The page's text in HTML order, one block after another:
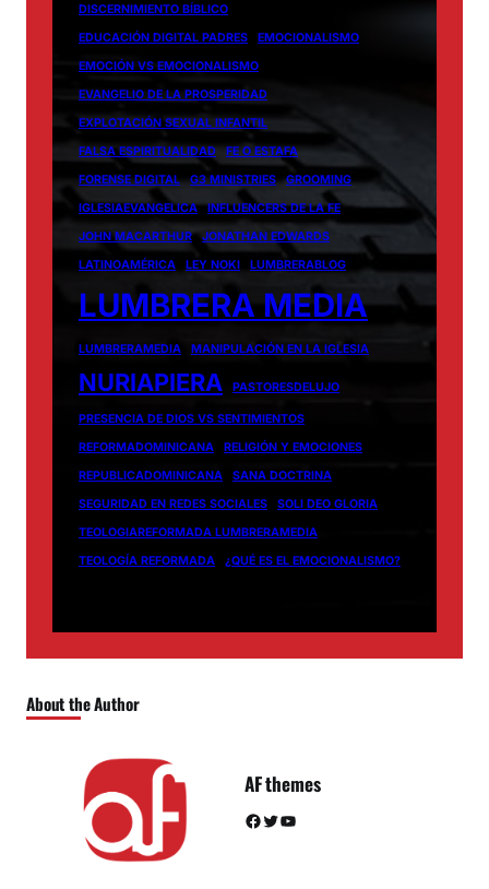
DISCERNIMIENTO BÍBLICO
EDUCACIÓN DIGITAL PADRES
EMOCIONALISMO
EMOCIÓN VS EMOCIONALISMO
EVANGELIO DE LA PROSPERIDAD
EXPLOTACIÓN SEXUAL INFANTIL
FALSA ESPIRITUALIDAD
FE O ESTAFA
FORENSE DIGITAL
G3 MINISTRIES
GROOMING
IGLESIAEVANGELICA
INFLUENCERS DE LA FE
JOHN MACARTHUR
JONATHAN EDWARDS
LATINOAMÉRICA
LEY NOKI LUMBRERABLOG
LUMBRERA MEDIA
LUMBRERAMEDIA MANIPULACIÓN EN LA IGLESIA
NURIAPIERA PASTORESDELUJO
PRESENCIA DE DIOS VS SENTIMIENTOS
REFORMADOMINICANA
RELIGIÓN Y EMOCIONES
REPUBLICADOMINICANA
SANA DOCTRINA
SEGURIDAD EN REDES SOCIALES
SOLI DEO GLORIA
TEOLOGIAREFORMADA LUMBRERAMEDIA
TEOLOGÍA REFORMADA
¿QUÉ ES EL EMOCIONALISMO?
About the Author
AF themes
Facebook Twitter YouTube